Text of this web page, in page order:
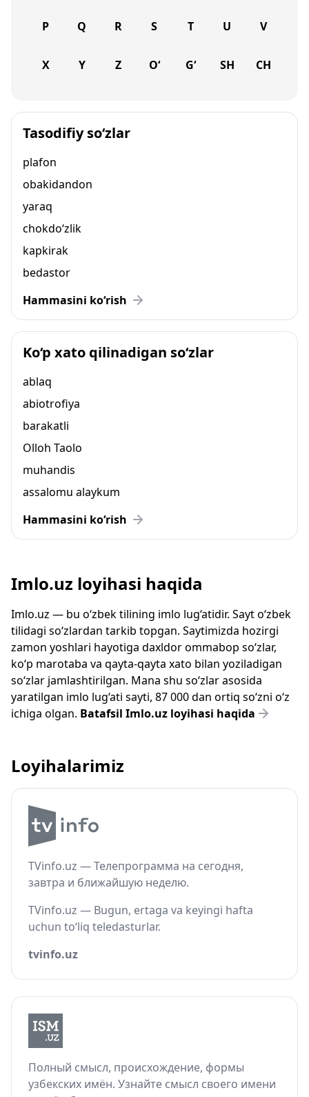
P Q R S T U V
X Y Z O‘ G‘ SH CH
Tasodifiy so‘zlar
plafon
obakidandon
yaraq
chokdo‘zlik
kapkirak
bedastor
Hammasini ko‘rish
Ko‘p xato qilinadigan so‘zlar
ablaq
abiotrofiya
barakatli
Olloh Taolo
muhandis
assalomu alaykum
Hammasini ko‘rish
Imlo.uz loyihasi haqida
Imlo.uz — bu o‘zbek tilining imlo lug‘atidir. Sayt o‘zbek
tilidagi so‘zlardan tarkib topgan. Saytimizda hozirgi
zamon yoshlari hayotiga daxldor ommabop so‘zlar,
ko‘p marotaba va qayta-qayta xato bilan yoziladigan
so‘zlar jamlashtirilgan. Mana shu so‘zlar asosida
yaratilgan imlo lug‘ati sayti, 87 000 dan ortiq so‘zni o‘z
ichiga olgan. Batafsil Imlo.uz loyihasi haqida
Loyihalarimiz
TVinfo.uz — Телепрограмма на сегодня,
завтра и ближайшую неделю.
TVinfo.uz — Bugun, ertaga va keyingi hafta
uchun to‘liq teledasturlar.
tvinfo.uz
Полный смысл, происхождение, формы
узбекских имён. Узнайте смысл своего имени